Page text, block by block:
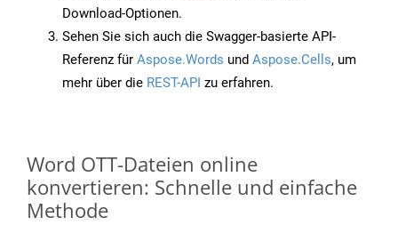
Download-Optionen.
Sehen Sie sich auch die Swagger-basierte API-
Referenz für Aspose.Words und Aspose.Cells, um
mehr über die REST-API zu erfahren.
Word OTT-Dateien online
konvertieren: Schnelle und einfache
Methode